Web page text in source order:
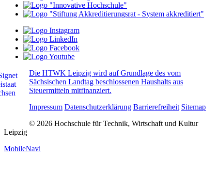
Die HTWK Leipzig wird auf Grundlage des vom
Sächsischen Landtag beschlossenen Haushalts aus
Steuermitteln mitfinanziert.
Impressum Datenschutzerklärung Barrierefreiheit Sitemap
© 2026 Hochschule für Technik, Wirtschaft und Kultur
Leipzig
MobileNavi